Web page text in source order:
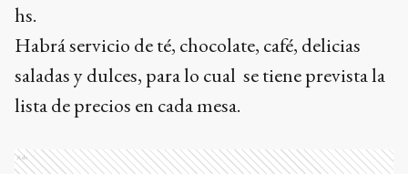
hs.
Habrá servicio de té, chocolate, café, delicias
saladas y dulces, para lo cual se tiene prevista la
lista de precios en cada mesa.
Ads